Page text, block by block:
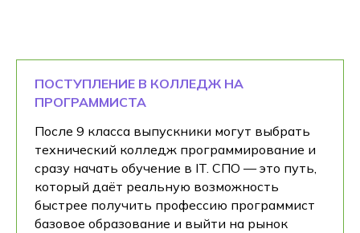
ПОСТУПЛЕНИЕ В КОЛЛЕДЖ НА
ПРОГРАММИСТА
После 9 класса выпускники могут выбрать
технический колледж программирование и
сразу начать обучение в IT. СПО — это путь,
который даёт реальную возможность
быстрее получить профессию программист
базовое образование и выйти на рынок